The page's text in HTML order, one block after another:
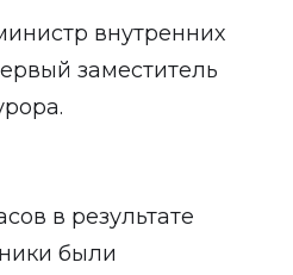
внутренних
заместитель
в результате
были